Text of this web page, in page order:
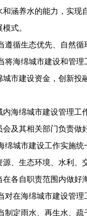
涵养水的能力，实
式。
循生态优先、自然
海绵城市建设和管
市建设资金，创新
海绵城市建设管理工
及其相关部门负责做
绵城市建设工作实施
、生态环境、水利
各自职责范围内做好
对在海绵城市建设管
定雨水、再生水、